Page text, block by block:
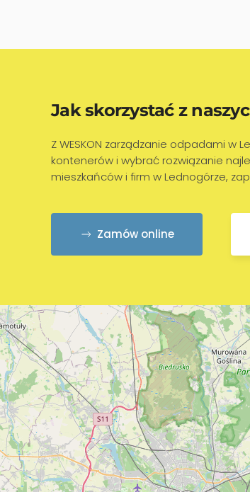
Jak skorzystać z
Z WESKON zarządzanie odpadami
kontenerów i wybrać rozwiązanie
mieszkańców i firm w Lednogórze,
Zamów online